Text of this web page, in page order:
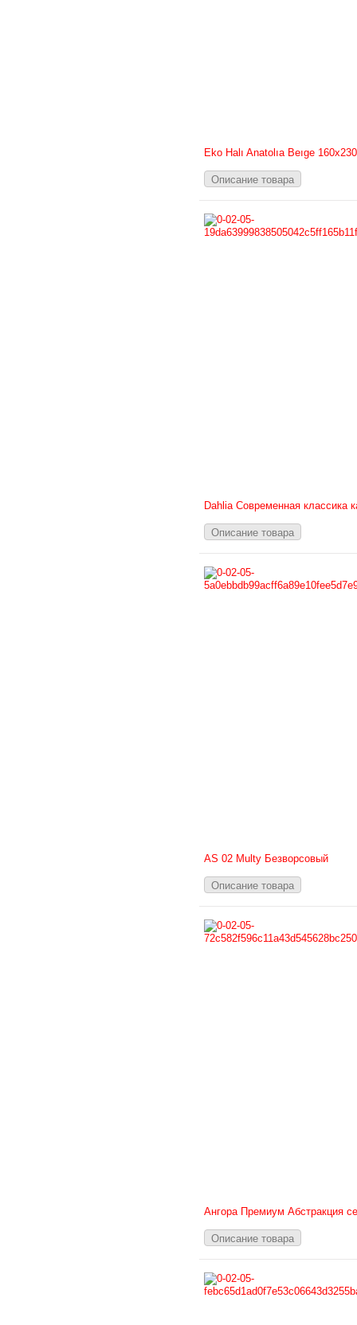
Eko Halı Anatolıa Beıge 160х230
Описание товара
Dahlia Современная классика
Описание товара
AS 02 Multy Безворсовый
Описание товара
Ангора Премиум Абстракция
Описание товара